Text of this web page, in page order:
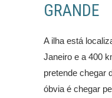
GRANDE
A ilha está
Janeiro e a 400
pretende chegar
óbvia é chegar